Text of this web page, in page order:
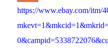
https://www.ebay.com/itm/